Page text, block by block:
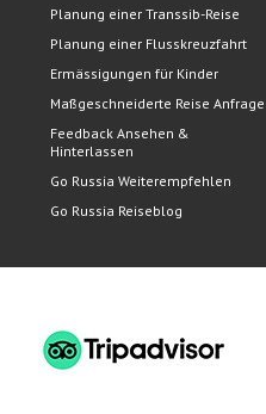
Planung einer Transsib-Reise
Planung einer Flusskreuzfahrt
Ermässigungen für Kinder
Maßgeschneiderte Reise Anfrage
Feedback Ansehen &
Hinterlassen
Go Russia Weiterempfehlen
Go Russia Reiseblog